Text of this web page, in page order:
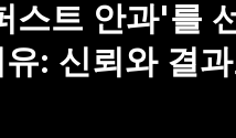
스트 안과'를
: 신뢰와 결